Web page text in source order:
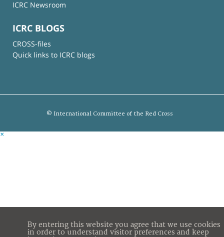
ICRC Newsroom
ICRC BLOGS
CROSS-files
Quick links to ICRC blogs
© International Committee of the Red Cross
×
By entering this website you agree that we use cookies
in order to understand visitor preferences and keep